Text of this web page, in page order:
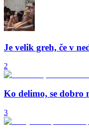
Je velik greh, če v
2
Ko delimo, se dobro
3